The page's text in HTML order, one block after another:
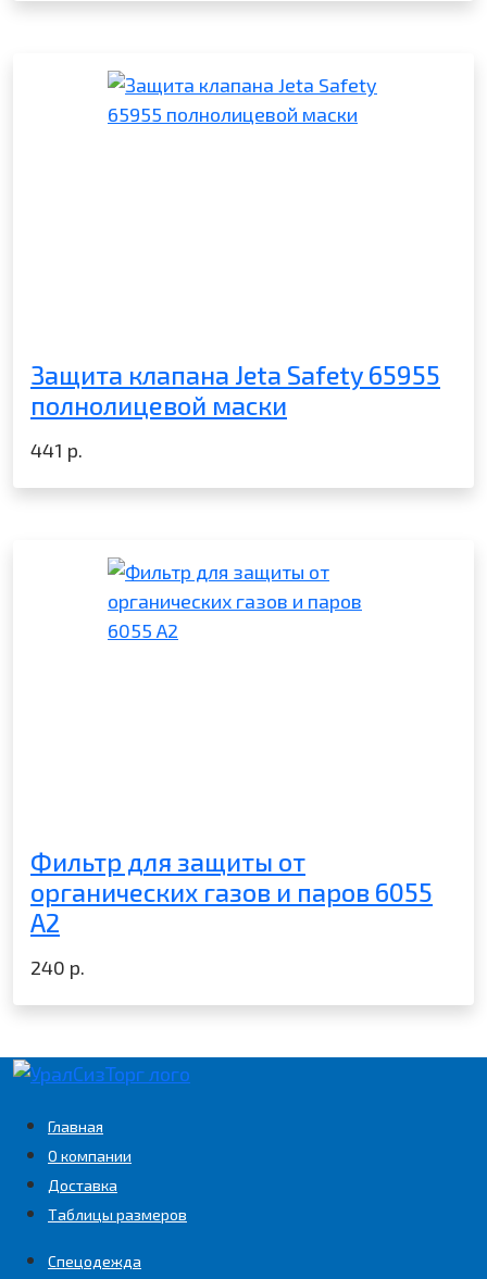
Защита клапана Jeta Safety 65955
полнолицевой маски
441 р.
Фильтр для защиты от
органических газов и паров 6055
A2
240 р.
Главная
О компании
Доставка
Таблицы размеров
Спецодежда